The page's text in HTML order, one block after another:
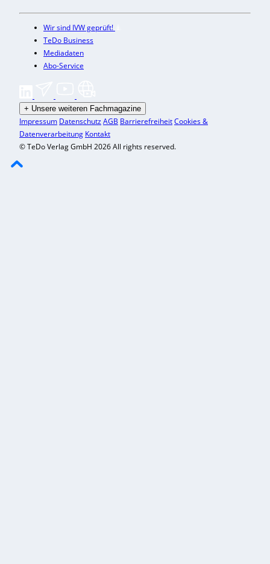
Wir sind IVW geprüft!
TeDo Business
Mediadaten
Abo-Service
+ Unsere weiteren Fachmagazine
Impressum DatenschutzAGB BarrierefreiheitCookies &
Datenverarbeitung Kontakt
© TeDo Verlag GmbH 2026 All rights reserved.